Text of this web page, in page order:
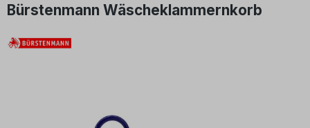
Bürstenmann Wäscheklammernkorb